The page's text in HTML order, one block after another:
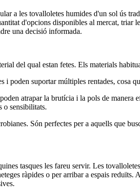
a les tovalloletes humides d'un sol ús
d'opcions disponibles al mercat, triar
una decisió informada.
del qual estan fetes. Els materials
i poden suportar múltiples rentades, cosa
atrapar la brutícia i la pols de manera
o sensibilitats.
Són perfectes per a aquells que
tasques les fareu servir. Les
ràpides o per arribar a espais reduïts.